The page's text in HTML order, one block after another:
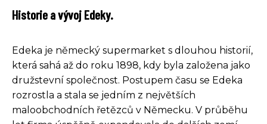
Historie a vývoj Edeky.
Edeka je německý supermarket s dlouhou historií,
která sahá až do roku 1898, kdy byla založena jako
družstevní společnost. Postupem času se Edeka
rozrostla a stala se jedním z největších
maloobchodních řetězců v Německu. V průběhu